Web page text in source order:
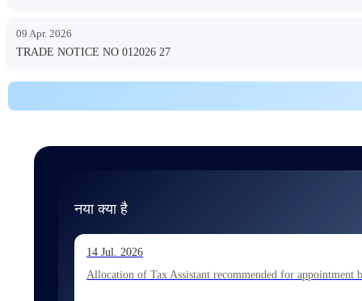
09 Apr. 2026
TRADE NOTICE NO 012026 27
नया क्या है
14 Jul. 2026
Allocation of Tax Assistant recommended for appointment